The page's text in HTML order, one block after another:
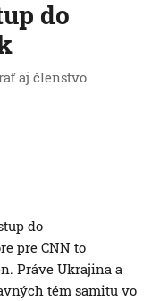
do
aj členstvo
do
pre CNN to
Práve Ukrajina a
tém samitu vo